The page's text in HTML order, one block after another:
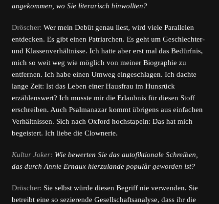
angekommen, wo Sie literarisch hinwollten?
Dröscher: Wer mein Debüt genau liest, wird viele Parallelen
entdecken. Es gibt einen Patriarchen. Es geht um Geschlechter-
und Klassenverhältnisse. Ich hatte aber erst mal das Bedürfnis,
mich so weit weg wie möglich von meiner Biographie zu
entfernen. Ich habe einen Umweg eingeschlagen. Ich dachte
lange Zeit: Ist das Leben einer Hausfrau im Hunsrück
erzählenswert? Ich musste mir die Erlaubnis für diesen Stoff
erschreiben. Auch Psalmanazar kommt übrigens aus einfachen
Verhältnissen. Sich nach Oxford hochstapeln: Das hat mich
begeistert. Ich liebe die Clownerie.
Kultur Joker: Wie bewerten Sie das autofiktionale Schreiben,
das durch Annie Ernaux hierzulande populär geworden ist?
Dröscher: Sie selbst würde diesen Begriff nie verwenden. Sie
betreibt eine so sezierende Gesellschaftsanalyse, dass ihr die